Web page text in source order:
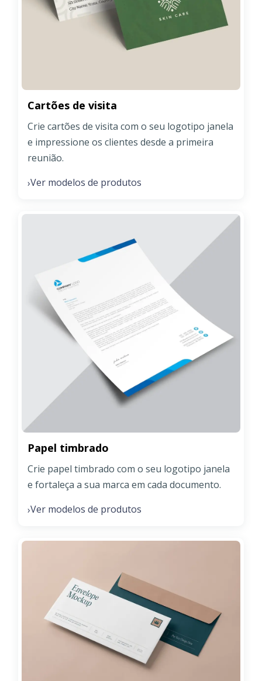
Cartões de visita
Crie cartões de visita com o seu logotipo janela
e impressione os clientes desde a primeira
reunião.
›Ver modelos de produtos
Papel timbrado
Crie papel timbrado com o seu logotipo janela
e fortaleça a sua marca em cada documento.
›Ver modelos de produtos